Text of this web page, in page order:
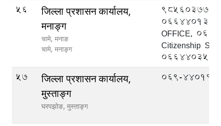
56
जिल्ला प्रशासन कार्यालय,
मनाङ्ग
चामे, मनाङ
चामे, मनाङ्ग
066440139
OFFICE,
Citizenship
066440357
57
जिल्ला प्रशासन कार्यालय,
मुस्ताङ्ग
घरपझोङ, मुस्ताङ्ग
069-440114